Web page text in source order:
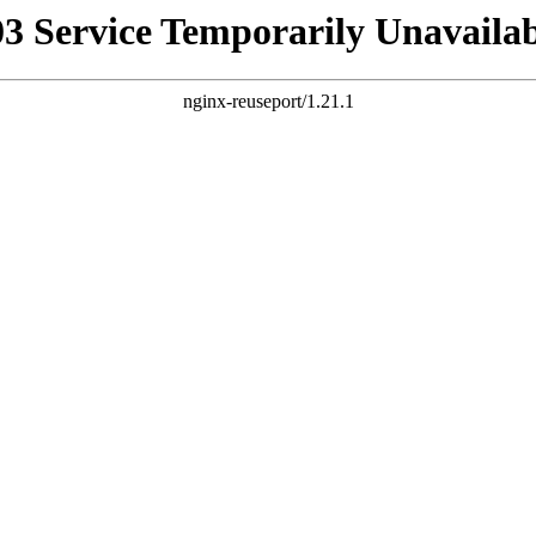
Service Temporarily
nginx-reuseport/1.21.1